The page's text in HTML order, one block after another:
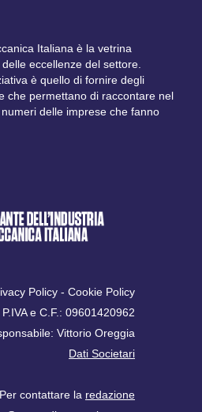
Italiana è la vetrina
eccellenze del settore.
è quello di fornire degli
che permettano di raccontare nel
delle imprese che fanno
Policy - Cookie Policy
P.IVA e C.F.: 09601420962
Vittorio Oreggia
Dati Societari
Per contattare la redazione